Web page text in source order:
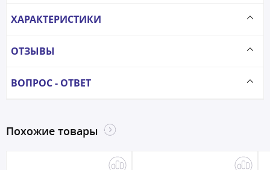
ХАРАКТЕРИСТИКИ
ОТЗЫВЫ
ВОПРОС - ОТВЕТ
Похожие товары